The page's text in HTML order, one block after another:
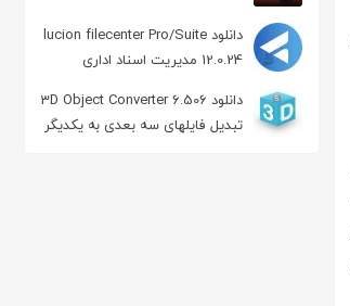
دانلود lucion filecenter Pro/Suite
12.0.24 مدیریت اسناد اداری
دانلود 3D Object Converter 6.506
تبدیل فایلهای سه بعدی به یکدیگر